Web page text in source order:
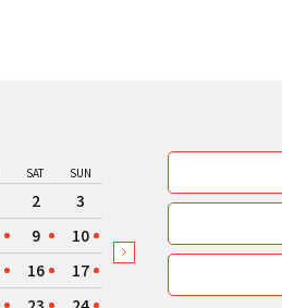
SAT SUN
2
3
9
10
16
17